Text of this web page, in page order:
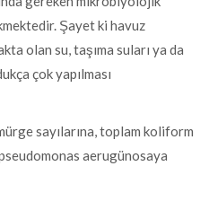
Şayet ki havuz
olan su, taşıma suları ya da
çok yapılması
sayılarına, toplam koliform
aerugünosaya